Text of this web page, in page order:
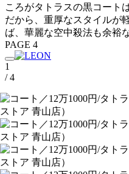
ころがタトラスの黒コート
だから、重厚なスタイルが
ば、華麗な空中殺法も余裕
PAGE 4
1
/ 4